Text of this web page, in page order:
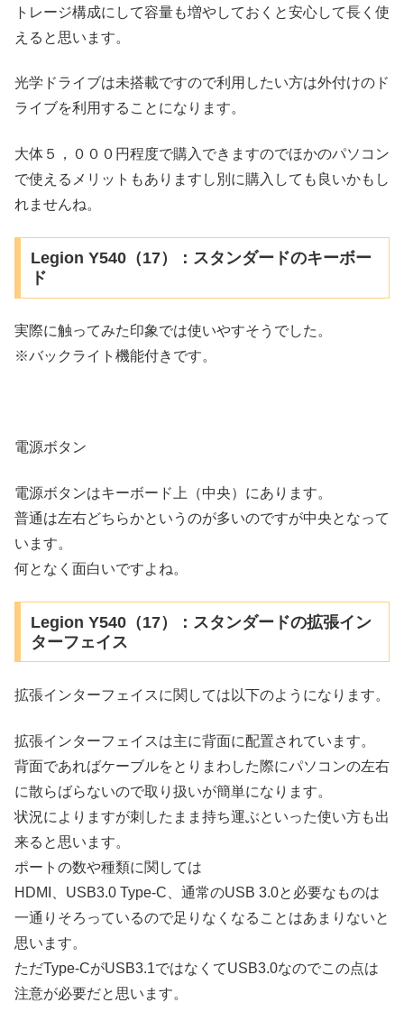
トレージ構成にして容量も増やしておくと安心して長く使
えると思います。
光学ドライブは未搭載ですので利用したい方は外付けのド
ライブを利用することになります。
大体５，０００円程度で購入できますのでほかのパソコン
で使えるメリットもありますし別に購入しても良いかもし
れませんね。
Legion Y540（17）：スタンダードのキーボー
ド
実際に触ってみた印象では使いやすそうでした。
※バックライト機能付きです。
電源ボタン
電源ボタンはキーボード上（中央）にあります。
普通は左右どちらかというのが多いのですが中央となって
います。
何となく面白いですよね。
Legion Y540（17）：スタンダードの拡張イン
ターフェイス
拡張インターフェイスに関しては以下のようになります。
拡張インターフェイスは主に背面に配置されています。
背面であればケーブルをとりまわした際にパソコンの左右
に散らばらないので取り扱いが簡単になります。
状況によりますが刺したまま持ち運ぶといった使い方も出
来ると思います。
ポートの数や種類に関しては
HDMI、USB3.0 Type-C、通常のUSB 3.0と必要なものは
一通りそろっているので足りなくなることはあまりないと
思います。
ただType-CがUSB3.1ではなくてUSB3.0なのでこの点は
注意が必要だと思います。